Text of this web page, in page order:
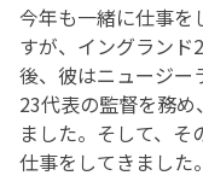
今年も一緒に仕事を
すが、イングランド
後、彼はニュージー
23代表の監督を務
ました。そして、
仕事をしてきました